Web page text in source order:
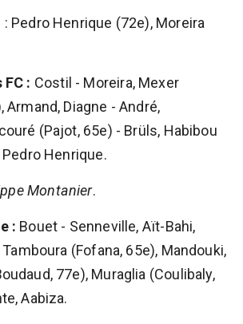
Pedro Henrique (72e), Moreira
: Costil - Moreira, Mexer
Armand, Diagne - André,
(Pajot, 65e) - Brüls, Habibou
Henrique.
Montanier.
: Bouet - Senneville, Aït-Bahi,
(Fofana, 65e), Mandouki,
77e), Muraglia (Coulibaly,
Aabiza.